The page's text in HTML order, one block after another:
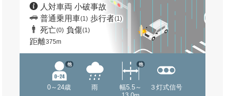
人対車両 小破事故
普通乗用車(1) 歩行者(1)
死亡(0) 負傷(1)
距離375m
0～24歳
他
雨
幅5.5～
他
３灯式信号